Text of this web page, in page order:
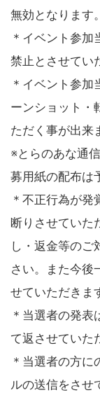
無効となります。
＊イベント参加
禁止とさせてい
＊イベント参加
ーンショット・
ただく事が出来
※とらのあな通
募用紙の配布は
＊不正行為が
断りさせていた
し・返金等のご
さい。また今後
せていただきま
＊当選者の発表
て返させていた
＊当選者の方に
ルの送信をさせ